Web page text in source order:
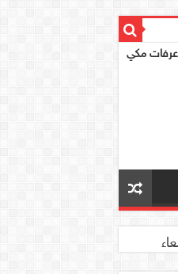
عرفات مكي